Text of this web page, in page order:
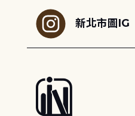
新北市圖IG